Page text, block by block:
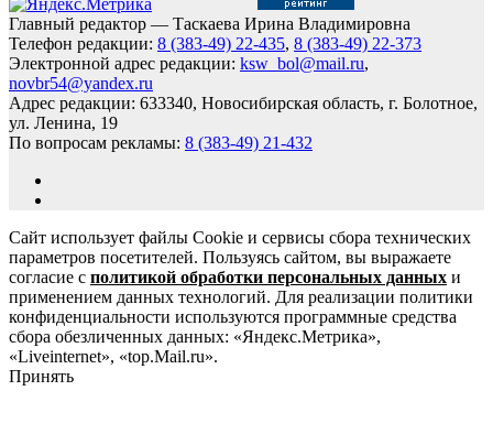
Главный редактор — Таскаева Ирина Владимировна
Телефон редакции: 8 (383-49) 22-435, 8 (383-49) 22-373
Электронной адрес редакции: ksw_bol@mail.ru,
novbr54@yandex.ru
Адрес редакции: 633340, Новосибирская область, г. Болотное,
ул. Ленина, 19
По вопросам рекламы: 8 (383-49) 21-432
Сайт использует файлы Cookie и сервисы сбора технических
параметров посетителей. Пользуясь сайтом, вы выражаете
согласие с политикой обработки персональных данных и
применением данных технологий. Для реализации политики
конфиденциальности используются программные средства
сбора обезличенных данных: «Яндекс.Метрика»,
«Liveinternet», «top.Mail.ru».
Принять